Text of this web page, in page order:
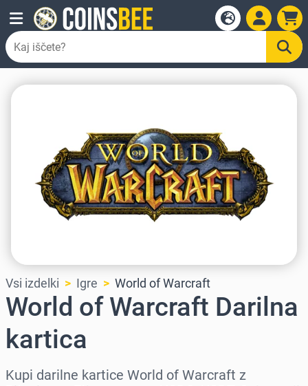
Vsi izdelki Igre World of Warcraft
World of Warcraft Darilna
kartica
Kupi darilne kartice World of Warcraft z